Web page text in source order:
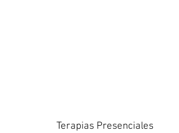
Terapias Presenciales